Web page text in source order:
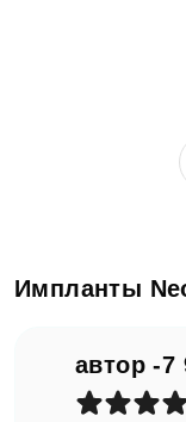
Импланты
автор -7